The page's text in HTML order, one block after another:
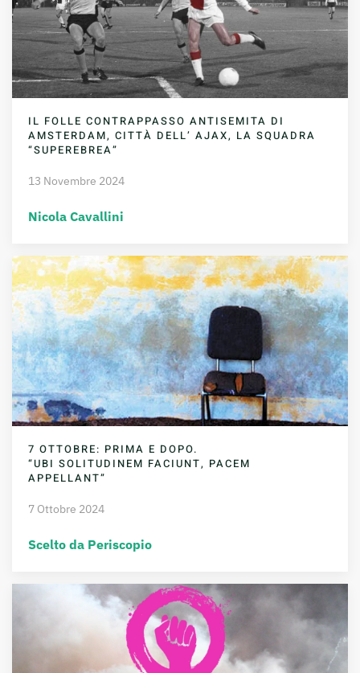
IL FOLLE CONTRAPPASSO ANTISEMITA DI
AMSTERDAM, CITTÀ DELL’ AJAX, LA SQUADRA
“SUPEREBREA”
13 Novembre 2024
Nicola Cavallini
7 OTTOBRE: PRIMA E DOPO.
“UBI SOLITUDINEM FACIUNT, PACEM
APPELLANT”
7 Ottobre 2024
Scelto da Periscopio